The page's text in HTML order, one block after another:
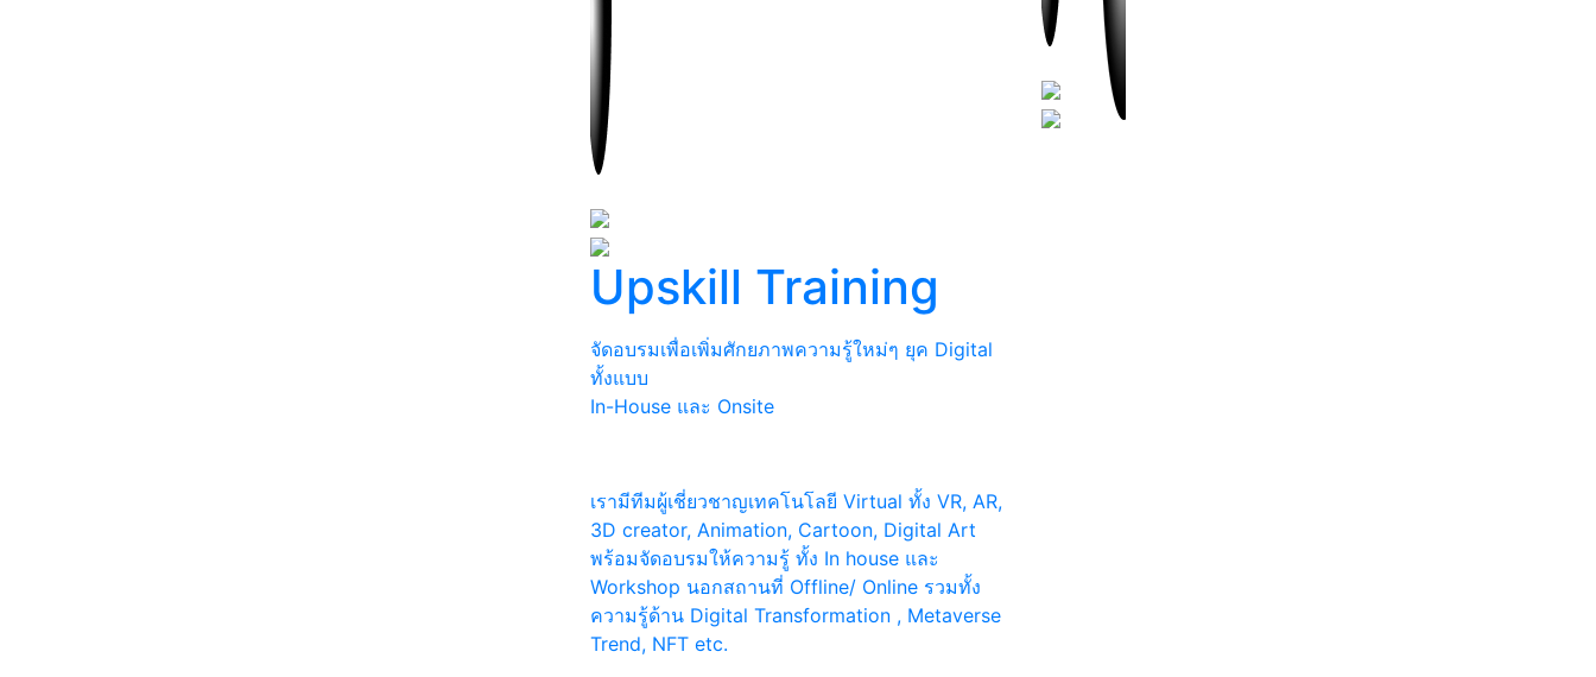
Upskill Training
จัดอบรมเพื่อเพิ่มศักยภาพความรู้ใหม่ๆ ยุค Digital
ทั้งแบบ
In-House และ Onsite
เรามีทีมผู้เชี่ยวชาญเทคโนโลยี Virtual ทั้ง VR, AR,
3D creator, Animation, Cartoon, Digital Art
พร้อมจัดอบรมให้ความรู้ ทั้ง In house และ
Workshop นอกสถานที่ Offline/ Online รวมทั้ง
ความรู้ด้าน Digital Transformation , Metaverse
Trend, NFT etc.